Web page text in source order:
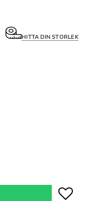
HITTA DIN STORLEK